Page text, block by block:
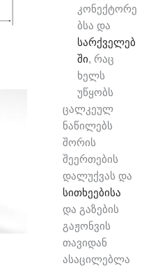
კონექტორე
ბსა და
სარქველებ
ში, რაც
ხელს
უწყობს
ცალკეულ
ნაწილებს
შორის
შეერთების
დალუქვას და
სითხეებისა
და გაზების
გაჟონვის
თავიდან
ასაცილებლა